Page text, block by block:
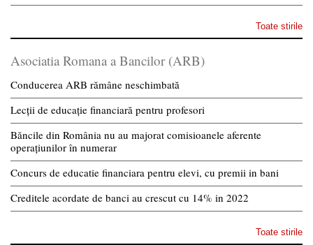
Toate stirile
Asociatia Romana a Bancilor (ARB)
Conducerea ARB rămâne neschimbată
Lecții de educație financiară pentru profesori
Băncile din România nu au majorat comisioanele aferente
operațiunilor în numerar
Concurs de educatie financiara pentru elevi, cu premii in bani
Creditele acordate de banci au crescut cu 14% in 2022
Toate stirile